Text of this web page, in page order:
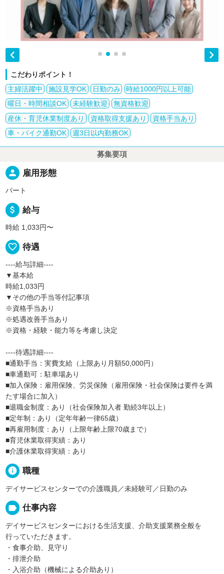
 
こだわりポイント！
主婦活躍中
施設見学OK 日勤のみ
時給1000円以上可能
曜日・時間相談OK
未経験歓迎
無資格歓迎
産休・育児休業制度あり
資格取得支援あり
資格手当あり
車・バイク通勤OK
週3日以内勤務OK
募集要項
person 雇用形態
パート
attach_money 給与
時給 1,033円〜
favorite_border 待遇
----給与詳細----
▼基本給
時給1,033円
▼その他の手当等付記事項
※資格手当あり
※処遇改善手当あり
※資格・経験・能力等を考慮し決定
----待遇詳細----
■通勤手当：実費支給（上限あり月額50,000円）
■車通勤可：駐車場あり
■加入保険：雇用保険、労災保険（雇用保険・社会保険は要件を満
たす場合に加入）
■退職金制度：あり（社会保険加入者 勤続3年以上）
■定年制：あり（定年年齢一律65歳）
■再雇用制度：あり（上限年齢上限70歳まで）
■育児休業取得実績：あり
■介護休業取得実績：あり
info 職種
デイサービスセンターでの介護職員／未経験可／日勤のみ
label 仕事内容
デイサービスセンターにおける生活支援、介助支援業務全般を
行っていただきます。
・食事介助、見守り
・排泄介助
・入浴介助（機械による介助あり）